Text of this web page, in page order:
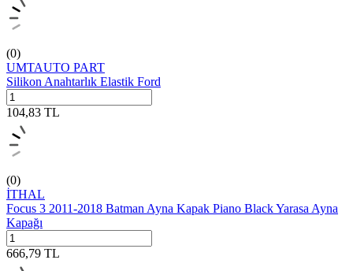
(0)
UMTAUTO PART
Silikon Anahtarlık Elastik Ford
104,83 TL
(0)
İTHAL
Focus 3 2011-2018 Batman Ayna Kapak Piano Black Yarasa Ayna
Kapağı
666,79 TL